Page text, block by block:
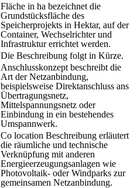
Fläche in ha bezeichnet die
Grundstücksfläche des
Speicherprojekts in Hektar, auf der
Container, Wechselrichter und
Infrastruktur errichtet werden.
Die Beschreibung folgt in Kürze.
Anschlusskonzept beschreibt die
Art der Netzanbindung,
beispielsweise Direktanschluss ans
Übertragungsnetz,
Mittelspannungsnetz oder
Einbindung in ein bestehendes
Umspannwerk.
Co location Beschreibung erläutert
die räumliche und technische
Verknüpfung mit anderen
Energieerzeugungsanlagen wie
Photovoltaik- oder Windparks zur
gemeinsamen Netzanbindung.